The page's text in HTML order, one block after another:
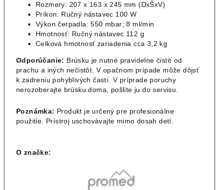
Rozmery: 207 x 163 x 245 mm (DxŠxV)
Príkon: Ručný nástavec 100 W
Výkon čerpadla: 550 mbar; 8 ml/min
Hmotnosť: Ručný nástavec 112 g
Celková hmotnosť zariadenia cca 3,2 kg
Odporúčanie: Brúsku je nutné pravidelne čistiť od
prachu a iných nečistôt. V opačnom prípade môže dôjsť
k zadreniu pohyblivých častí. V príprade poruchy
nerozoberajte brúsku doma, pošlite ju do servisu.
Poznámka: Produkt je určený pre profesionálne
použitie. Prístroj uschovávajte mimo dosah detí.
O značke: